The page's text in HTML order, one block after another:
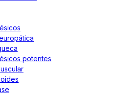
potentes